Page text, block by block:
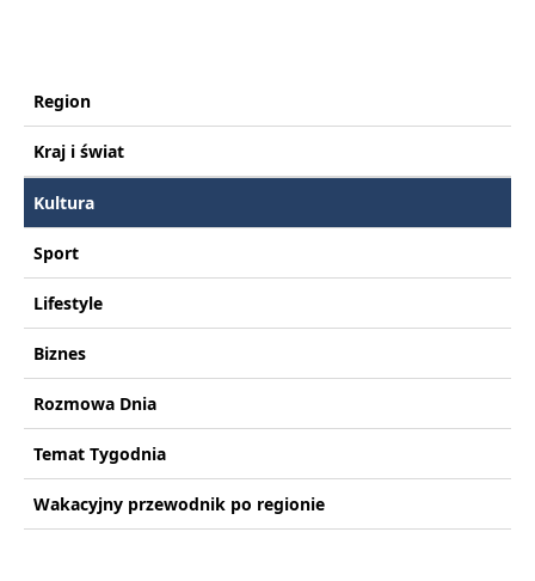
Region
Kraj i świat
Kultura
Sport
Lifestyle
Biznes
Rozmowa Dnia
Temat Tygodnia
Wakacyjny przewodnik po regionie